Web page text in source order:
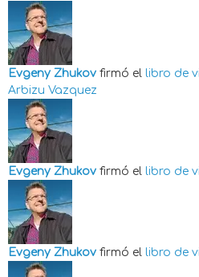
Evgeny Zhukov firmó el libro de
Arbizu Vazquez
Evgeny Zhukov firmó el libro de
Evgeny Zhukov firmó el libro de